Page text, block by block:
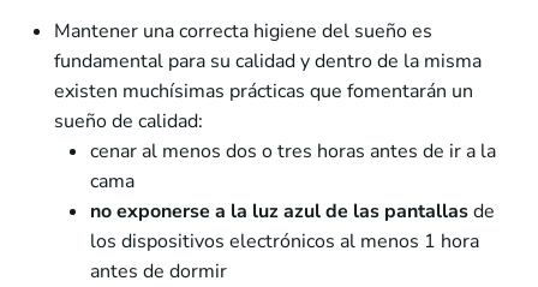
Mantener una correcta higiene del sueño es
fundamental para su calidad y dentro de la misma
existen muchísimas prácticas que fomentarán un
sueño de calidad:
cenar al menos dos o tres horas antes de ir a la
cama
no exponerse a la luz azul de las pantallasde
los dispositivos electrónicos al menos 1 hora
antes de dormir